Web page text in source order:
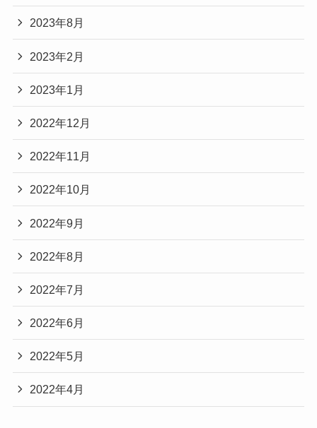
2023年8月
2023年2月
2023年1月
2022年12月
2022年11月
2022年10月
2022年9月
2022年8月
2022年7月
2022年6月
2022年5月
2022年4月